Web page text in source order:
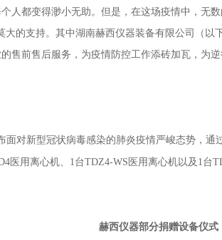
人都变得渺小无助。但是，在这场疫情中，无
大的支持。其中湖南赫西仪器装备有限公司 （ 以
售前售后服务 ， 为疫情防控工作添砖加瓦 ， 为
面对新型冠状病毒感染的肺炎疫情严峻态势，
医用离心机、1台TDZ4-WS医用离心机以及 1台
赫西仪器部分捐赠设备仪式